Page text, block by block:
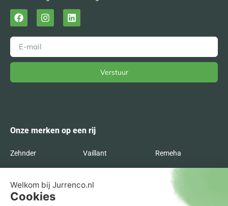
Verstuur
Onze merken op een rij
Zehnder Vaillant Remeha
Itho Daalderop Intergas